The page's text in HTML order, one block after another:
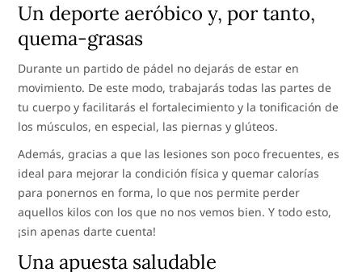
Un deporte aeróbico y, por tanto,
quema-grasas
Durante un partido de pádel no dejarás de estar en
movimiento. De este modo, trabajarás todas las partes de
tu cuerpo y facilitarás el fortalecimiento y la tonificación de
los músculos, en especial, las piernas y glúteos.
Además, gracias a que las lesiones son poco frecuentes, es
ideal para mejorar la condición física y quemar calorías
para ponernos en forma, lo que nos permite perder
aquellos kilos con los que no nos vemos bien. Y todo esto,
¡sin apenas darte cuenta!
Una apuesta saludable